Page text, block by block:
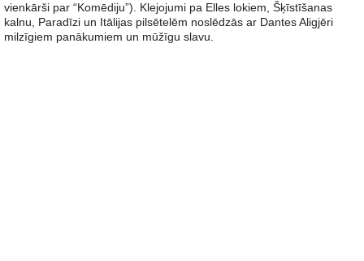
vienkārši par “Komēdiju”). Klejojumi pa Elles lokiem, Šķīstīšanas
kalnu, Paradīzi un Itālijas pilsētelēm noslēdzās ar Dantes Aligjēri
milzīgiem panākumiem un mūžīgu slavu.